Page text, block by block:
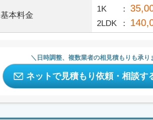
基本料金
1K
2LDK
日時調整、複数業者の相見積もりも承り
ネットで見積もり依頼・相談す